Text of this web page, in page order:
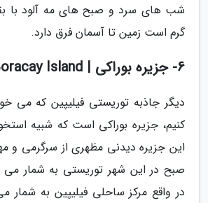
شب های سرد و صبح های مه آلود با
گرم است زمین تا آسمان فرق دارد.
6- جزیره بوراکی | Boracay Island
دیگر جاذبه توریستی فیلیپین که می
کنیم، جزیره بوراکی است که شبیه
این جزیره دیدنی مظهری از سرگرمی و
صبح در این شهر توریستی به شمار می
در واقع مرکز ساحلی فیلیپین به